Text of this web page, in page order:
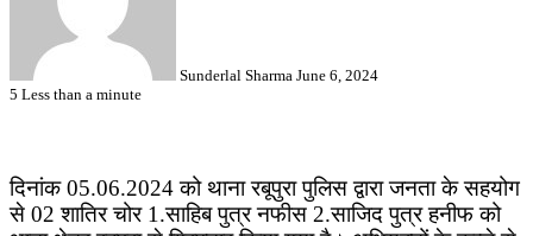
Sunderlal Sharma June 6, 2024
5 Less than a minute
दिनांक 05.06.2024 को थाना रबूपुरा पुलिस द्वारा जनता के सहयोग
से 02 शातिर चोर 1.साहिब पुत्र नफीस 2.साजिद पुत्र हनीफ को